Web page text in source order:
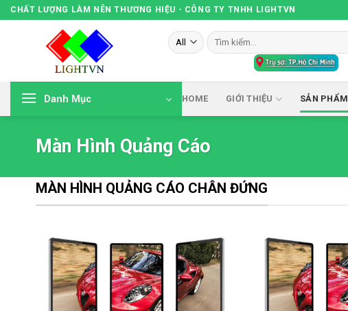
SkipCHẤT LƯỢNG LÀM NÊN THƯƠNG HIỆU - CÔNG TY TNHH LIGHTVN
Tìm
kiếm:
Danh Mục HOME GIỚI THIỆU SẢN PHẨM
Màn Hình Quảng Cáo
MÀN HÌNH QUẢNG CÁO CHÂN ĐỨNG
Add to
wishlist